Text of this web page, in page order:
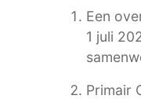
Een
1 juli
Primair